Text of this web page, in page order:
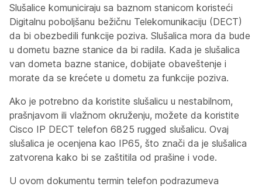
Slušalice komuniciraju sa baznom stanicom koristeći
Digitalnu poboljšanu bežičnu Telekomunikaciju (DECT)
da bi obezbedili funkcije poziva. Slušalica mora da bude
u dometu bazne stanice da bi radila. Kada je slušalica
van dometa bazne stanice, dobijate obaveštenje i
morate da se krećete u dometu za funkcije poziva.
Ako je potrebno da koristite slušalicu u nestabilnom,
prašnjavom ili vlažnom okruženju, možete da koristite
Cisco IP DECT telefon 6825 rugged slušalicu. Ovaj
slušalica je ocenjena kao IP65, što znači da je slušalica
zatvorena kako bi se zaštitila od prašine i vode.
U ovom dokumentu termin telefon podrazumeva